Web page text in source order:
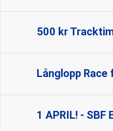
500 kr
Långlopp
1 APRIL! -